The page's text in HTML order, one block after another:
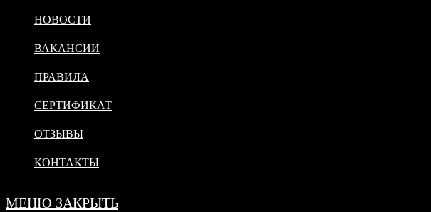
НОВОСТИ
ВАКАНСИИ
ПРАВИЛА
СЕРТИФИКАТ
ОТЗЫВЫ
КОНТАКТЫ
МЕНЮ ЗАКРЫТЬ